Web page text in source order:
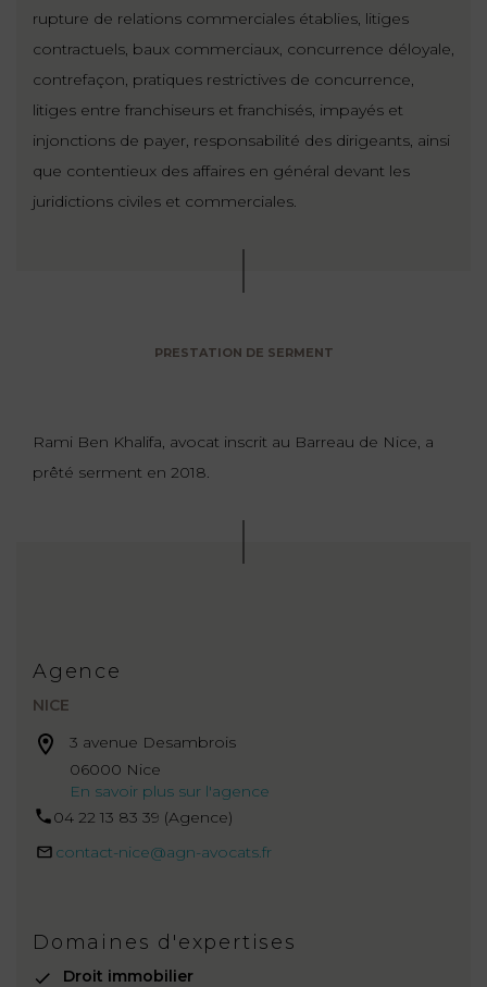
rupture de relations commerciales établies, litiges
contractuels, baux commerciaux, concurrence déloyale,
contrefaçon, pratiques restrictives de concurrence,
litiges entre franchiseurs et franchisés, impayés et
injonctions de payer, responsabilité des dirigeants, ainsi
que contentieux des affaires en général devant les
juridictions civiles et commerciales.
PRESTATION DE SERMENT
Rami Ben Khalifa, avocat inscrit au Barreau de Nice, a
prêté serment en 2018.
Agence
NICE
3 avenue Desambrois
06000 Nice
En savoir plus sur l'agence
04 22 13 83 39 (Agence)
contact-nice@agn-avocats.fr
Domaines d'expertises
Droit immobilier